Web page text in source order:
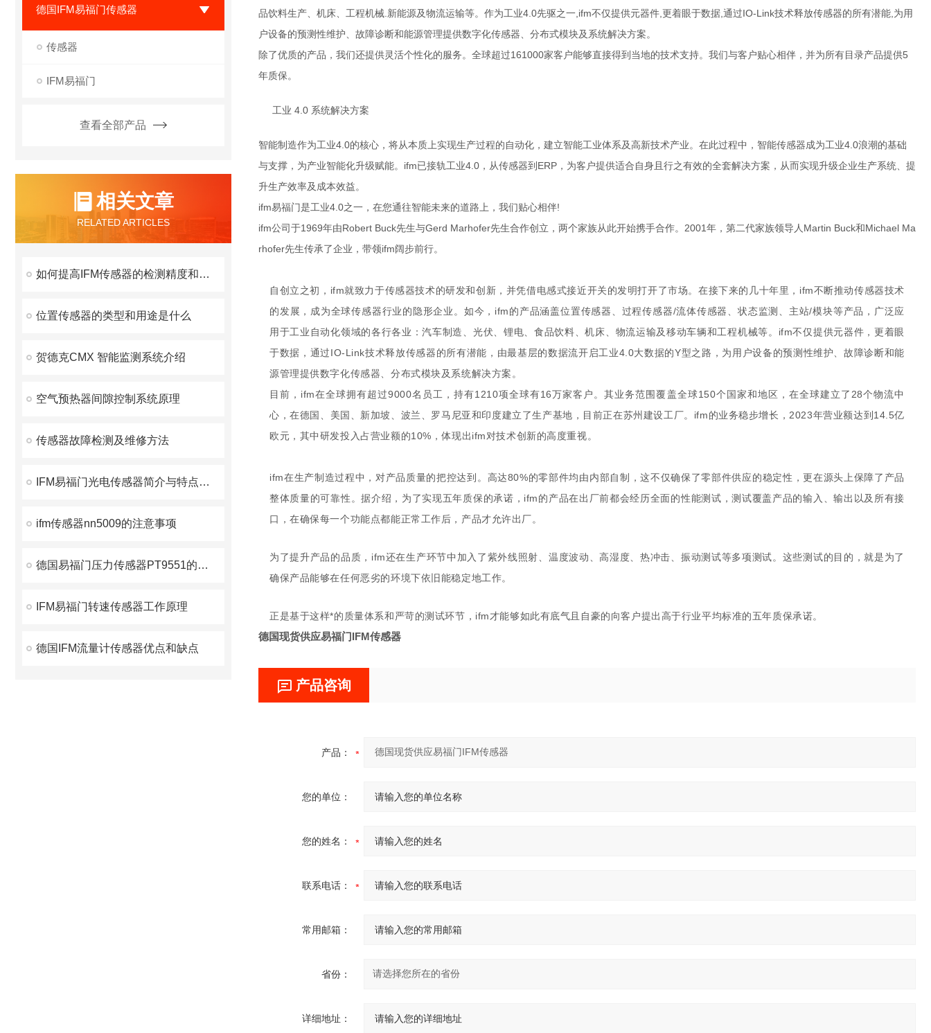
德国IFM易福门传感器
传感器
IFM易福门
查看全部产品
相关文章
RELATED ARTICLES
如何提高IFM传感器的检测精度和稳定性？
位置传感器的类型和用途是什么
贺德克CMX 智能监测系统介绍
空气预热器间隙控制系统原理
传感器故障检测及维修方法
IFM易福门光电传感器简介与特点及分类说明
ifm传感器nn5009的注意事项
德国易福门压力传感器PT9551的安装
IFM易福门转速传感器工作原理
德国IFM流量计传感器优点和缺点
品饮料生产、机床、工程机械.新能源及物流运输等。作为工业4.0先驱之一,ifm不仅提供元器件,更着眼于数据,通过IO-Link技术释放传感器的所有潜能,为用
户设备的预测性维护、故障诊断和能源管理提供数字化传感器、分布式模块及系统解决方案。
除了优质的产品，我们还提供灵活个性化的服务。全球超过161000家客户能够直接得到当地的技术支持。我们与客户贴心相伴，并为所有目录产品提供5
年质保。
工业 4.0 系统解决方案
智能制造作为工业4.0的核心，将从本质上实现生产过程的自动化，建立智能工业体系及高新技术产业。在此过程中，智能传感器成为工业4.0浪潮的基础
与支撑，为产业智能化升级赋能。ifm已接轨工业4.0，从传感器到ERP，为客户提供适合自身且行之有效的全套解决方案，从而实现升级企业生产系统、提
升生产效率及成本效益。
ifm易福门是工业4.0之一，在您通往智能未来的道路上，我们贴心相伴!
ifm公司于1969年由Robert Buck先生与Gerd Marhofer先生合作创立，两个家族从此开始携手合作。2001年，第二代家族领导人Martin Buck和Michael Ma
rhofer先生传承了企业，带领ifm阔步前行。
自创立之初，ifm就致力于传感器技术的研发和创新，并凭借电感式接近开关的发明打开了市场。在接下来的几十年里，ifm不断推动传感器技术
的发展，成为全球传感器行业的隐形企业。如今，ifm的产品涵盖位置传感器、过程传感器/流体传感器、状态监测、主站/模块等产品，广泛应
用于工业自动化领域的各行各业：汽车制造、光伏、锂电、食品饮料、机床、物流运输及移动车辆和工程机械等。ifm不仅提供元器件，更着眼
于数据，通过IO-Link技术释放传感器的所有潜能，由最基层的数据流开启工业4.0大数据的Y型之路，为用户设备的预测性维护、故障诊断和能
源管理提供数字化传感器、分布式模块及系统解决方案。
目前，ifm在全球拥有超过9000名员工，持有1210项全球有16万家客户。其业务范围覆盖全球150个国家和地区，在全球建立了28个物流中
心，在德国、美国、新加坡、波兰、罗马尼亚和印度建立了生产基地，目前正在苏州建设工厂。ifm的业务稳步增长，2023年营业额达到14.5亿
欧元，其中研发投入占营业额的10%，体现出ifm对技术创新的高度重视。
ifm在生产制造过程中，对产品质量的把控达到。高达80%的零部件均由内部自制，这不仅确保了零部件供应的稳定性，更在源头上保障了产品
整体质量的可靠性。据介绍，为了实现五年质保的承诺，ifm的产品在出厂前都会经历全面的性能测试，测试覆盖产品的输入、输出以及所有接
口，在确保每一个功能点都能正常工作后，产品才允许出厂。
为了提升产品的品质，ifm还在生产环节中加入了紫外线照射、温度波动、高湿度、热冲击、振动测试等多项测试。这些测试的目的，就是为了
确保产品能够在任何恶劣的环境下依旧能稳定地工作。
正是基于这样*的质量体系和严苛的测试环节，ifm才能够如此有底气且自豪的向客户提出高于行业平均标准的五年质保承诺。
德国现货供应易福门IFM传感器
产品咨询
产品：
您的单位：
您的姓名：
联系电话：
常用邮箱：
省份：
详细地址：